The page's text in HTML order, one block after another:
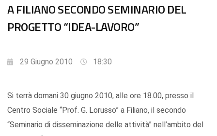
A FILIANO SECONDO SEMINARIO DEL
PROGETTO “IDEA-LAVORO”
29 Giugno 2010 18:30
Si terrà domani 30 giugno 2010, alle ore 18.00, presso il
Centro Sociale “Prof. G. Lorusso” a Filiano, il secondo
“Seminario di disseminazione delle attività” nell’ambito del